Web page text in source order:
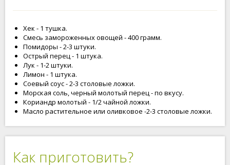
Хек - 1 тушка.
Смесь замороженных овощей - 400 грамм.
Помидоры - 2-3 штуки.
Острый перец - 1 штука.
Лук - 1-2 штуки.
Лимон - 1 штука.
Соевый соус - 2-3 столовые ложки.
Морская соль, черный молотый перец - по вкусу.
Кориандр молотый - 1/2 чайной ложки.
Масло растительное или оливковое -2-3 столовые ложки.
Как приготовить?